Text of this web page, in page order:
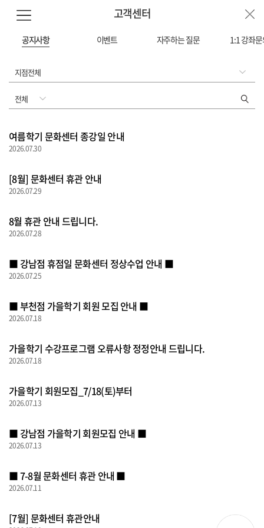
고객센터
공지사항 이벤트 자주하는 질문 1:1 강좌
여름학기 문화센터 종강일 안내
2026.07.30
[8월] 문화센터 휴관 안내
2026.07.29
8월 휴관 안내 드립니다.
2026.07.28
■ 강남점 휴점일 문화센터 정상수업 안내 ■
2026.07.25
■ 부천점 가을학기 회원 모집 안내 ■
2026.07.18
가을학기 수강프로그램 오류사항 정정안내 드립니다.
2026.07.18
가을학기 회원모집_7/18(토)부터
2026.07.13
■ 강남점 가을학기 회원모집 안내 ■
2026.07.13
■ 7-8월 문화센터 휴관 안내 ■
2026.07.11
[7월] 문화센터 휴관안내